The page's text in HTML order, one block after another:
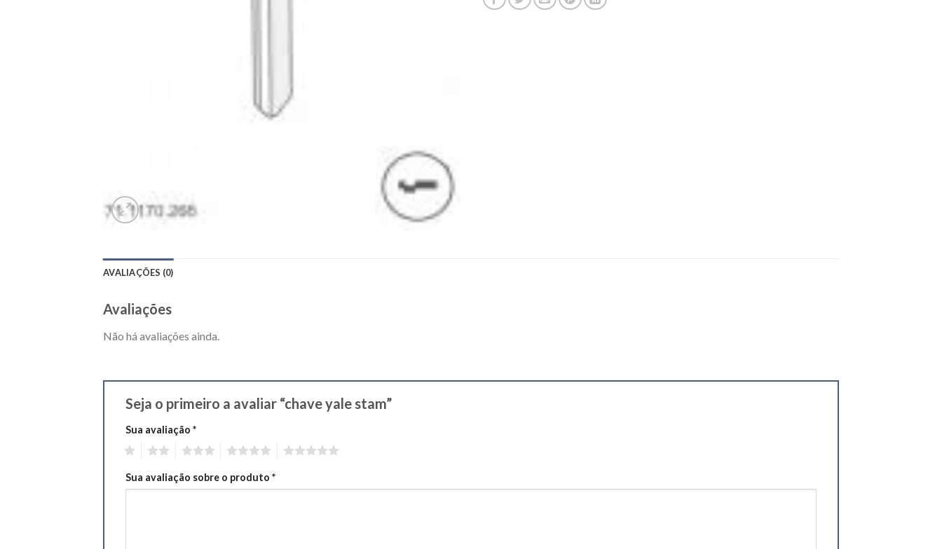
AVALIAÇÕES (0)
Avaliações
Não há avaliações ainda.
Seja o primeiro a avaliar “chave yale stam”
Sua avaliação *
Sua avaliação sobre o produto *